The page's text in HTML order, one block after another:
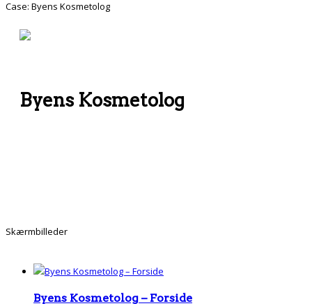
Case: Byens Kosmetolog
Byens Kosmetolog
Skærmbilleder
Byens Kosmetolog – Forside